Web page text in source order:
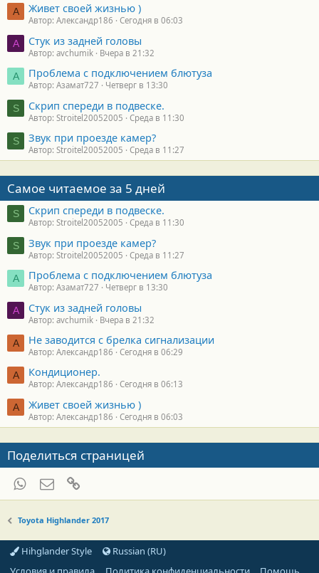
А Живет своей жизнью )
Автор: Александр186 Сегодня в 06:03
A Стук из задней головы
Автор: avchumik Вчера в 21:32
А Проблема с подключением блютуза
Автор: Азамат727 Четверг в 13:30
S Скрип спереди в подвеске.
Автор: Stroitel20052005 Среда в 11:30
S Звук при проезде камер?
Автор: Stroitel20052005 Среда в 11:27
Самое читаемое за 5 дней
S Скрип спереди в подвеске.
Автор: Stroitel20052005 Среда в 11:30
S Звук при проезде камер?
Автор: Stroitel20052005 Среда в 11:27
А Проблема с подключением блютуза
Автор: Азамат727 Четверг в 13:30
A Стук из задней головы
Автор: avchumik Вчера в 21:32
А Не заводится с брелка сигнализации
Автор: Александр186 Сегодня в 06:29
А Кондиционер.
Автор: Александр186 Сегодня в 06:13
А Живет своей жизнью )
Автор: Александр186 Сегодня в 06:03
Поделиться страницей
WhatsAppЭлектронная почта
Toyota Highlander 2017
Hihglander Style
Russian (RU)